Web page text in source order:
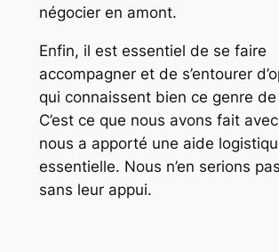
négocier en amont.
Enfin, il est essentiel de se faire
accompagner et de s’entourer
qui connaissent bien ce genre
C’est ce que nous avons fait
nous a apporté une aide
essentielle. Nous n’en serions
sans leur appui.